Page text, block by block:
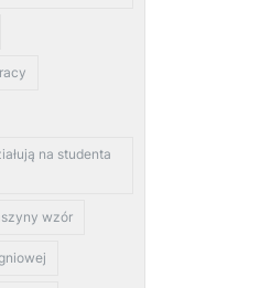
na studenta
wzór